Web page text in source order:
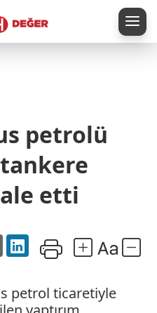
petrolü
etti
petrol ticaretiyle